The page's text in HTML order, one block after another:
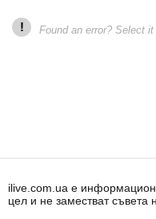
! Found an error? Select
ilive.com.ua е
цел и не заместват съвета